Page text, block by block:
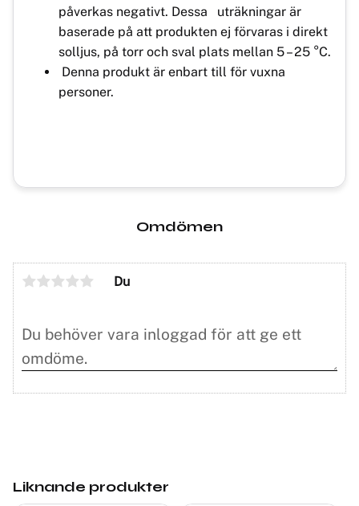
påverkas negativt. Dessa uträkningar är
baserade på att produkten ej förvaras i direkt
solljus, på torr och sval plats mellan 5 – 25 °C.
Denna produkt är enbart till för vuxna
personer.
Omdömen
Du
Liknande produkter